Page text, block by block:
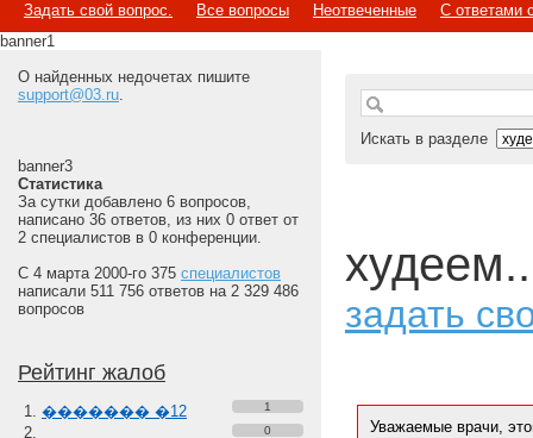
Задать свой вопрос. Все вопросы Неотвеченные
С ответами
banner1
О найденных недочетах пишите
support@03.ru.
banner3
Статистика
За сутки добавлено 6 вопросов,
написано 36 ответов, из них 0 ответ от
2 специалистов в 0 конференции.
С 4 марта 2000-го 375 специалистов
написали 511 756 ответов на 2 329 486
вопросов
Рейтинг жалоб
������� �12
1
0
Искать в разделе
задать
Уважаемые врачи,